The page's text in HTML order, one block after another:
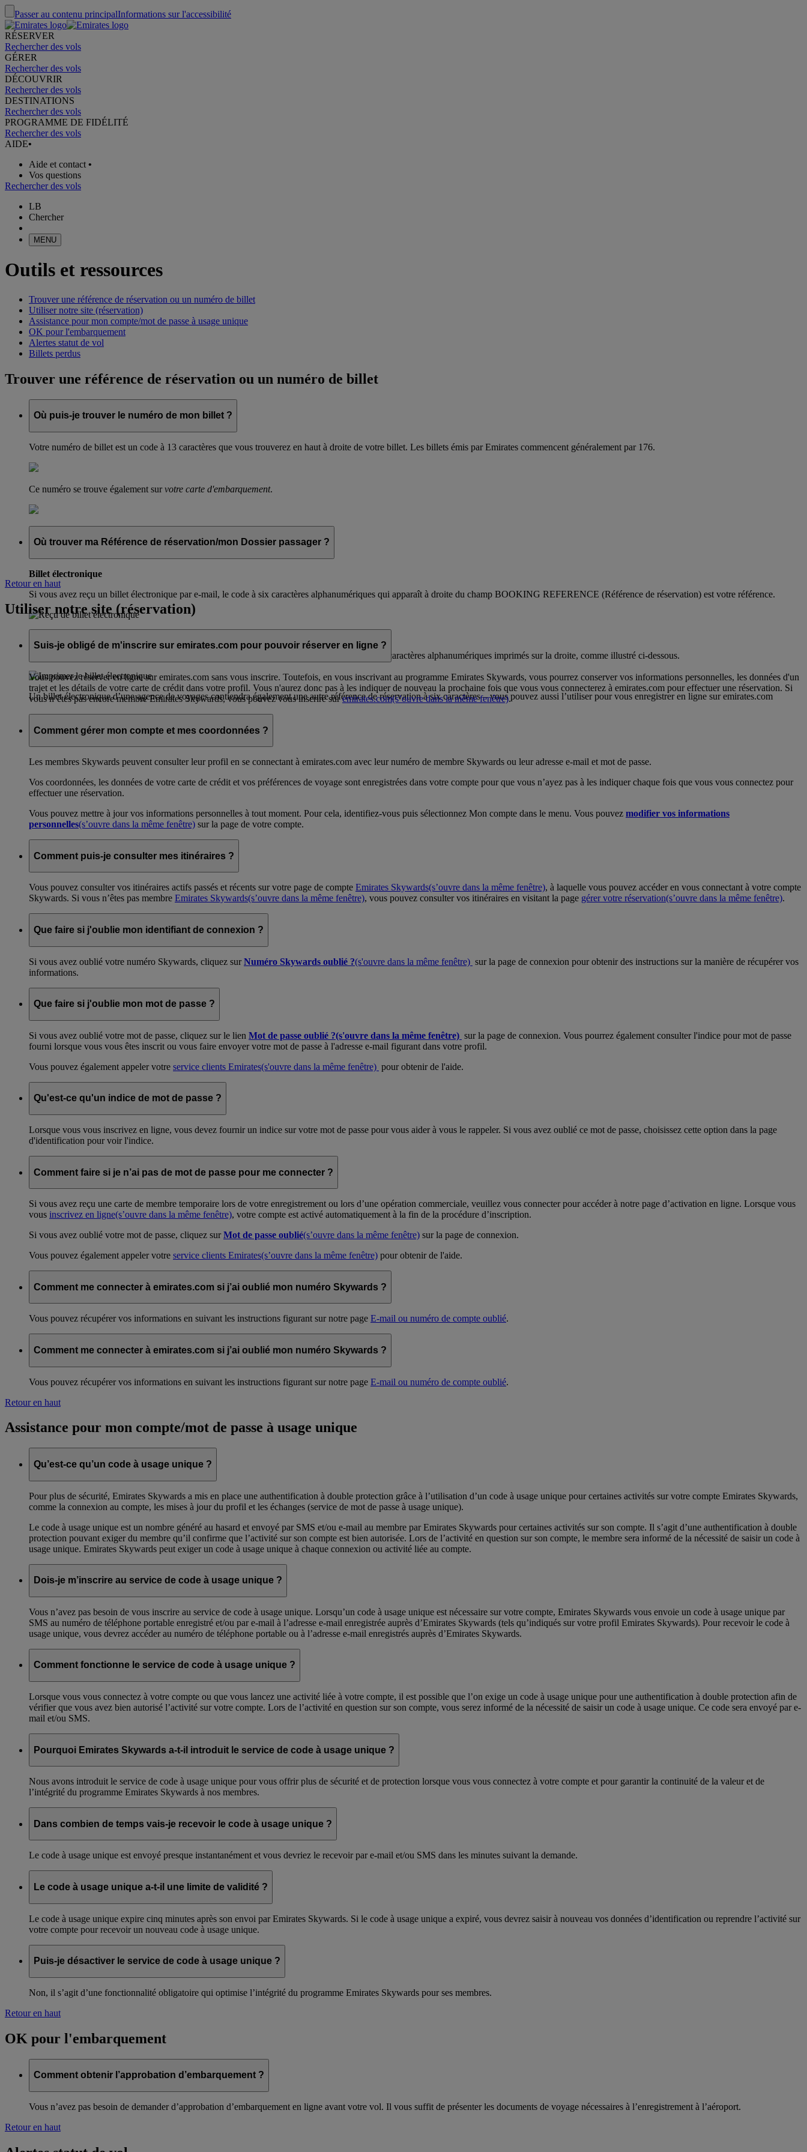
Passer au contenu principalInformations sur l'accessibilité
RÉSERVER
Rechercher des vols
GÉRER
Rechercher des vols
DÉCOUVRIR
Rechercher des vols
DESTINATIONS
Rechercher des vols
PROGRAMME DE FIDÉLITÉ
Rechercher des vols
AIDE•
Aide et contact •
Vos questions
Rechercher des vols
LB
Chercher
MENU
Outils et ressources
Trouver une référence de réservation ou un numéro de billet
Utiliser notre site (réservation)
Assistance pour mon compte/mot de passe à usage unique
OK pour l'embarquement
Alertes statut de vol
Billets perdus
Trouver une référence de réservation ou un numéro de billet
Où puis-je trouver le numéro de mon billet ?
Votre numéro de billet est un code à 13 caractères que vous trouverez en haut à droite de votre billet. Les billets émis par Emirates commencent généralement par 176.
Ce numéro se trouve également survotre carte d'embarquement.
Où trouver ma Référence de réservation/mon Dossier passager ?
Billet électronique
Si vous avez reçu un billet électronique par e-mail, le code à six caractères alphanumériques qui apparaît à droite du champ BOOKING REFERENCE (Référence de réservation) est votre référence.
Sur votre coupon de vol/billet, votre code dossier passager (PNR) correspond aux six premiers caractères alphanumériques imprimés sur la droite, comme illustré ci-dessous.
Un billet électronique d’une agence de voyages contiendra également une autre référence de réservation à six caractères – vous pouvez aussi l’utiliser pour vous enregistrer en ligne sur emirates.com
Retour en haut
Utiliser notre site (réservation)
Suis-je obligé de m'inscrire sur emirates.com pour pouvoir réserver en ligne ?
Vous pouvez réserver en ligne sur emirates.com sans vous inscrire. Toutefois, en vous inscrivant au programme Emirates Skywards, vous pourrez conserver vos informations personnelles, les données d'un
trajet et les détails de votre carte de crédit dans votre profil. Vous n'aurez donc pas à les indiquer de nouveau la prochaine fois que vous vous connecterez à emirates.com pour effectuer une réservation. Si
vous n’êtes pas encore membre Emirates Skywards, vous pouvez vous inscrire suremirates.com(s’ouvre dans la même fenêtre).
Comment gérer mon compte et mes coordonnées ?
Les membres Skywards peuvent consulter leur profil en se connectant à emirates.com avec leur numéro de membre Skywards ou leur adresse e-mail et mot de passe.
Vos coordonnées, les données de votre carte de crédit et vos préférences de voyage sont enregistrées dans votre compte pour que vous n’ayez pas à les indiquer chaque fois que vous vous connectez pour
effectuer une réservation.
Vous pouvez mettre à jour vos informations personnelles à tout moment. Pour cela, identifiez-vous puis sélectionnez Mon compte dans le menu. Vous pouvez modifier vos informations
personnelles(s’ouvre dans la même fenêtre) sur la page de votre compte.
Comment puis-je consulter mes itinéraires ?
Vous pouvez consulter vos itinéraires actifs passés et récents sur votre page de compte Emirates Skywards(s’ouvre dans la même fenêtre), à laquelle vous pouvez accéder en vous connectant à votre compte
Skywards. Si vous n’êtes pas membre Emirates Skywards(s’ouvre dans la même fenêtre), vous pouvez consulter vos itinéraires en visitant la page gérer votre réservation(s’ouvre dans la même fenêtre).
Que faire si j'oublie mon identifiant de connexion ?
Si vous avez oublié votre numéro Skywards, cliquez surNuméro Skywards oublié ?(s'ouvre dans la même fenêtre) sur la page de connexion pour obtenir des instructions sur la manière de récupérer vos
informations.
Que faire si j'oublie mon mot de passe ?
Si vous avez oublié votre mot de passe, cliquez sur le lien Mot de passe oublié ?(s'ouvre dans la même fenêtre) sur la page de connexion. Vous pourrez également consulter l'indice pour mot de passe
fourni lorsque vous vous êtes inscrit ou vous faire envoyer votre mot de passe à l'adresse e-mail figurant dans votre profil.
Vous pouvez également appeler votre service clients Emirates(s'ouvre dans la même fenêtre) pour obtenir de l'aide.
Qu'est-ce qu'un indice de mot de passe ?
Lorsque vous vous inscrivez en ligne, vous devez fournir un indice sur votre mot de passe pour vous aider à vous le rappeler. Si vous avez oublié ce mot de passe, choisissez cette option dans la page
d'identification pour voir l'indice.
Comment faire si je n’ai pas de mot de passe pour me connecter ?
Si vous avez reçu une carte de membre temporaire lors de votre enregistrement ou lors d’une opération commerciale, veuillez vous connecter pour accéder à notre page d’activation en ligne. Lorsque vous
vous inscrivez en ligne(s’ouvre dans la même fenêtre), votre compte est activé automatiquement à la fin de la procédure d’inscription.
Si vous avez oublié votre mot de passe, cliquez surMot de passe oublié(s’ouvre dans la même fenêtre) sur la page de connexion.
Vous pouvez également appeler votre service clients Emirates(s’ouvre dans la même fenêtre) pour obtenir de l'aide.
Comment me connecter à emirates.com si j’ai oublié mon numéro Skywards ?
Vous pouvez récupérer vos informations en suivant les instructions figurant sur notre page E-mail ou numéro de compte oublié.
Comment me connecter à emirates.com si j’ai oublié mon numéro Skywards ?
Vous pouvez récupérer vos informations en suivant les instructions figurant sur notre page E-mail ou numéro de compte oublié.
Retour en haut
Assistance pour mon compte/mot de passe à usage unique
Qu’est-ce qu’un code à usage unique ?
Pour plus de sécurité, Emirates Skywards a mis en place une authentification à double protection grâce à l’utilisation d’un code à usage unique pour certaines activités sur votre compte Emirates Skywards,
comme la connexion au compte, les mises à jour du profil et les échanges (service de mot de passe à usage unique).
Le code à usage unique est un nombre généré au hasard et envoyé par SMS et/ou e-mail au membre par Emirates Skywards pour certaines activités sur son compte. Il s’agit d’une authentification à double
protection pouvant exiger du membre qu’il confirme que l’activité sur son compte est bien autorisée. Lors de l’activité en question sur son compte, le membre sera informé de la nécessité de saisir un code à
usage unique. Emirates Skywards peut exiger un code à usage unique à chaque connexion ou activité liée au compte.
Dois-je m’inscrire au service de code à usage unique ?
Vous n’avez pas besoin de vous inscrire au service de code à usage unique. Lorsqu’un code à usage unique est nécessaire sur votre compte, Emirates Skywards vous envoie un code à usage unique par
SMS au numéro de téléphone portable enregistré et/ou par e-mail à l’adresse e-mail enregistrée auprès d’Emirates Skywards (tels qu’indiqués sur votre profil Emirates Skywards). Pour recevoir le code à
usage unique, vous devrez accéder au numéro de téléphone portable ou à l’adresse e-mail enregistrés auprès d’Emirates Skywards.
Comment fonctionne le service de code à usage unique ?
Lorsque vous vous connectez à votre compte ou que vous lancez une activité liée à votre compte, il est possible que l’on exige un code à usage unique pour une authentification à double protection afin de
vérifier que vous avez bien autorisé l’activité sur votre compte. Lors de l’activité en question sur son compte, vous serez informé de la nécessité de saisir un code à usage unique. Ce code sera envoyé par e-
mail et/ou SMS.
Pourquoi Emirates Skywards a-t-il introduit le service de code à usage unique ?
Nous avons introduit le service de code à usage unique pour vous offrir plus de sécurité et de protection lorsque vous vous connectez à votre compte et pour garantir la continuité de la valeur et de
l’intégrité du programme Emirates Skywards à nos membres.
Dans combien de temps vais-je recevoir le code à usage unique ?
Le code à usage unique est envoyé presque instantanément et vous devriez le recevoir par e-mail et/ou SMS dans les minutes suivant la demande.
Le code à usage unique a-t-il une limite de validité ?
Le code à usage unique expire cinq minutes après son envoi par Emirates Skywards. Si le code à usage unique a expiré, vous devrez saisir à nouveau vos données d’identification ou reprendre l’activité sur
votre compte pour recevoir un nouveau code à usage unique.
Puis-je désactiver le service de code à usage unique ?
Non, il s’agit d’une fonctionnalité obligatoire qui optimise l’intégrité du programme Emirates Skywards pour ses membres.
Retour en haut
OK pour l'embarquement
Comment obtenir l’approbation d’embarquement ?
Vous n’avez pas besoin de demander d’approbation d’embarquement en ligne avant votre vol. Il vous suffit de présenter les documents de voyage nécessaires à l’enregistrement à l’aéroport.
Retour en haut